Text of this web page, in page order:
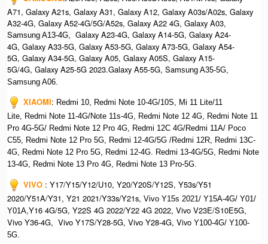
A71, Galaxy A21s, Galaxy A31, Galaxy A12, Galaxy A03s/A02s, Galaxy
A32-4G, Galaxy A52-4G/5G/A52s, Galaxy A22 4G, Galaxy A03,
Samsung A13-4G,
Galaxy A23-4G, Galaxy A14-5G, Galaxy A24-
4G, Galaxy A33-5G, Galaxy A53-5G, Galaxy A73-5G, Galaxy A54-
5G, Galaxy A34-5G, Galaxy A05, Galaxy A05S, Galaxy A15-
5G/4G, Galaxy A25-5G 2023.Galaxy A55-5G, Samsung A35-5G,
Samsung A06.
XIAOMI: Redmi 10, Redmi Note 10-4G/10S, Mi 11 Lite/11
Lite, Redmi Note 11-4G/Note 11s-4G, Redmi Note 12 4G, Redmi Note 11
Pro 4G-5G/ Redmi Note 12 Pro 4G, Redmi 12C 4G/Redmi 11A/ Poco
C55, Redmi Note 12 Pro 5G, Redmi 12-4G/5G /Redmi 12R, Redmi 13C-
4G, Redmi Note 12 Pro 5G, Redmi 12-4G. Redmi 13-4G/5G, Redmi Note
13-4G, Redmi Note 13 Pro 4G, Redmi Note 13 Pro-5G.
VIVO : Y17/Y15/Y12/U10, Y20/Y20S/Y12S, Y53s/Y51
2020/Y51A/Y31, Y21 2021/Y33s/Y21s, Vivo Y15s 2021/ Y15A-4G/ Y01/
Y01A,Y16 4G/5G, Y22S 4G 2022/Y22 4G 2022, Vivo V23E/S10E5G,
Vivo Y36-4G, Vivo Y17S/Y28-5G, Vivo Y28-4G, Vivo Y100-4G/ Y100-
5G.